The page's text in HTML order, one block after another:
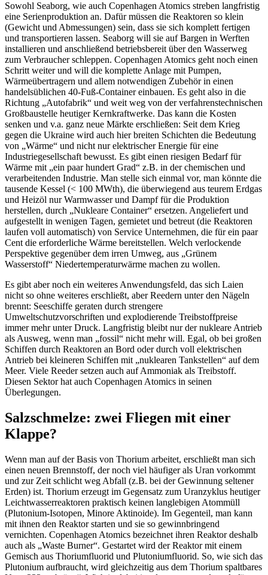
Sowohl Seaborg, wie auch Copenhagen Atomics streben langfristig
eine Serienproduktion an. Dafür müssen die Reaktoren so klein
(Gewicht und Abmessungen) sein, dass sie sich komplett fertigen
und transportieren lassen. Seaborg will sie auf Bargen in Werften
installieren und anschließend betriebsbereit über den Wasserweg
zum Verbraucher schleppen. Copenhagen Atomics geht noch einen
Schritt weiter und will die komplette Anlage mit Pumpen,
Wärmeübertragern und allem notwendigen Zubehör in einen
handelsüblichen 40-Fuß-Container einbauen. Es geht also in die
Richtung „Autofabrik“ und weit weg von der verfahrenstechnischen
Großbaustelle heutiger Kernkraftwerke. Das kann die Kosten
senken und v.a. ganz neue Märkte erschließen: Seit dem Krieg
gegen die Ukraine wird auch hier breiten Schichten die Bedeutung
von „Wärme“ und nicht nur elektrischer Energie für eine
Industriegesellschaft bewusst. Es gibt einen riesigen Bedarf für
Wärme mit „ein paar hundert Grad“ z.B. in der chemischen und
verarbeitenden Industrie. Man stelle sich einmal vor, man könnte die
tausende Kessel (< 100 MWth), die überwiegend aus teurem Erdgas
und Heizöl nur Warmwasser und Dampf für die Produktion
herstellen, durch „Nukleare Container“ ersetzen. Angeliefert und
aufgestellt in wenigen Tagen, gemietet und betreut (die Reaktoren
laufen voll automatisch) von Service Unternehmen, die für ein paar
Cent die erforderliche Wärme bereitstellen. Welch verlockende
Perspektive gegenüber dem irren Umweg, aus „Grünem
Wasserstoff“ Niedertemperaturwärme machen zu wollen.
Es gibt aber noch ein weiteres Anwendungsfeld, das sich Laien
nicht so ohne weiteres erschließt, aber Reedern unter den Nägeln
brennt: Seeschiffe geraten durch strengere
Umweltschutzvorschriften und explodierende Treibstoffpreise
immer mehr unter Druck. Langfristig bleibt nur der nukleare Antrieb
als Ausweg, wenn man „fossil“ nicht mehr will. Egal, ob bei großen
Schiffen durch Reaktoren an Bord oder durch voll elektrischen
Antrieb bei kleineren Schiffen mit „nuklearen Tankstellen“ auf dem
Meer. Viele Reeder setzen auch auf Ammoniak als Treibstoff.
Diesen Sektor hat auch Copenhagen Atomics in seinen
Überlegungen.
Salzschmelze: zwei Fliegen mit einer
Klappe?
Wenn man auf der Basis von Thorium arbeitet, erschließt man sich
einen neuen Brennstoff, der noch viel häufiger als Uran vorkommt
und zur Zeit schlicht weg Abfall (z.B. bei der Gewinnung seltener
Erden) ist. Thorium erzeugt im Gegensatz zum Uranzyklus heutiger
Leichtwasserreaktoren praktisch keinen langlebigen Atommüll
(Plutonium-Isotopen, Minore Aktinoide). Im Gegenteil, man kann
mit ihnen den Reaktor starten und sie so gewinnbringend
vernichten. Copenhagen Atomics bezeichnet ihren Reaktor deshalb
auch als „Waste Burner“. Gestartet wird der Reaktor mit einem
Gemisch aus Thoriumfluorid und Plutoniumfluorid. So, wie sich das
Plutonium aufbraucht, wird gleichzeitig aus dem Thorium spaltbares